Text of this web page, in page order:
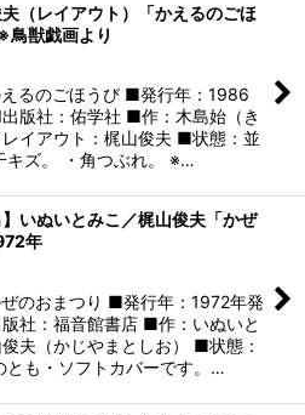
（レイアウト）「かえるのごほ
鳥獣戯画より
るのごほうび ■発行年：1986
版社：佑学社 ■作：木島始（き
レイアウト：梶山俊夫 ■状態：並
キズ。 ・角つぶれ。 ※…
】いぬいとみこ／梶山俊夫「かぜ
年
のおまつり ■発行年：1972年発
社：福音館書店 ■作：いぬいと
夫（かじやまとしお） ■状態：
とも・ソフトカバーです。…